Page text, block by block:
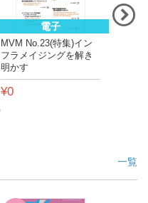
電子
MVM No.23(特集)イン
フラメイジングを解き
明かす
¥0
一覧